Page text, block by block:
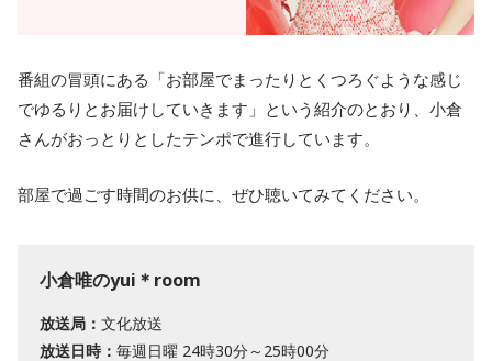
番組の冒頭にある「お部屋でまったりとくつろぐような感じ
でゆるりとお届けしていきます」という紹介のとおり、小倉
さんがおっとりとしたテンポで進行しています。
部屋で過ごす時間のお供に、ぜひ聴いてみてください。
小倉唯のyui＊room
放送局： 文化放送
放送日時： 毎週日曜 24時30分～25時00分